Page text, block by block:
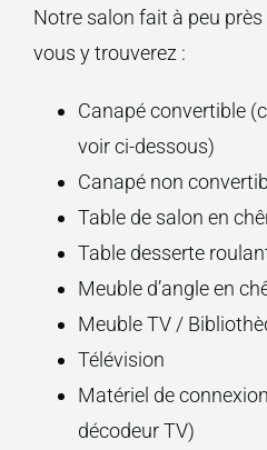
Notre salon fait à peu
vous y trouverez :
Canapé convertible
voir ci-dessous)
Canapé non
Table de salon en
Table desserte
Meuble d’angle en
Meuble TV /
Télévision
Matériel de
décodeur TV)